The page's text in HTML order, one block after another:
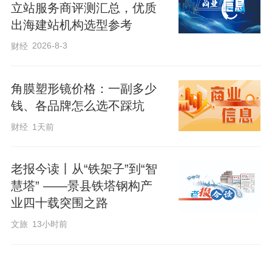
立站服务商评测汇总，优质
出海建站机构选型参考
财经 2026-8-3
角膜塑形镜价格：一副多少
钱、各品牌怎么选不踩坑
财经 1天前
老报今读丨从“铁架子”到“智
慧塔” ——景县铁塔钢构产
业四十载突围之路
文旅 13小时前